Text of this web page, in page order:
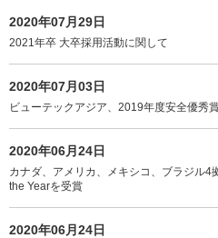
2020年07月29日
2021年卒 大卒採用活動に関して
2020年07月03日
ビューテックアジア、2019年度安全優秀
2020年06月24日
カナダ、アメリカ、メキシコ、ブラジル
the Yearを受賞
2020年06月24日